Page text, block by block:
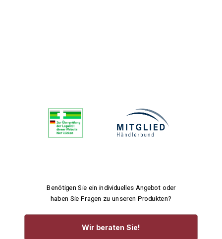
Benötigen Sie ein individuelles Angebot oder
haben Sie Fragen zu unseren Produkten?
Wir beraten Sie!